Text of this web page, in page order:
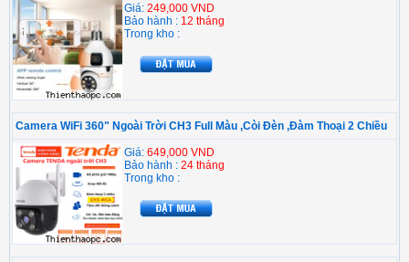
Giá: 249,000 VND
Bảo hành : 12 tháng
Trong kho :
Camera WiFi 360" Ngoài Trời CH3 Full Màu ,Còi Đèn ,Đàm Thoại 2 Chiều
Giá: 649,000 VND
Bảo hành : 24 tháng
Trong kho :